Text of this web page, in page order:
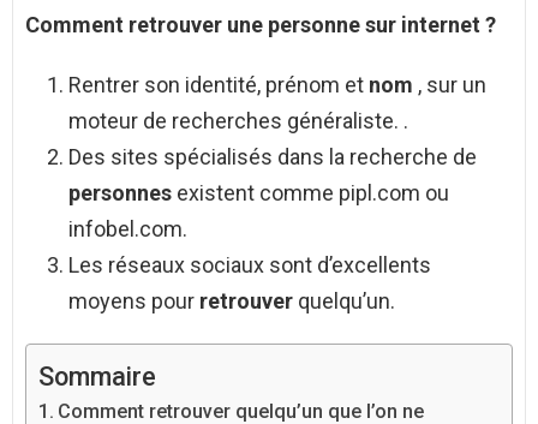
Comment retrouver une personnesur internet ?
Rentrer son identité, prénom et nom , sur un
moteur de recherches généraliste. .
Des sites spécialisés dans la recherche de
personnes existent comme pipl.com ou
infobel.com.
Les réseaux sociaux sont d’excellents
moyens pour retrouver quelqu’un.
Sommaire
Comment retrouver quelqu’un que l’on ne